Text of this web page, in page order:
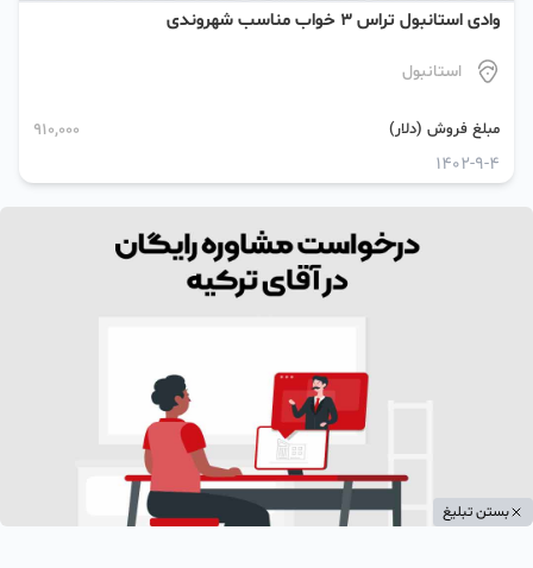
وادی استانبول تراس ۳ خواب مناسب شهروندی
استانبول
مبلغ فروش (دلار) 910,000
1402-9-4
بستن تبلیغ